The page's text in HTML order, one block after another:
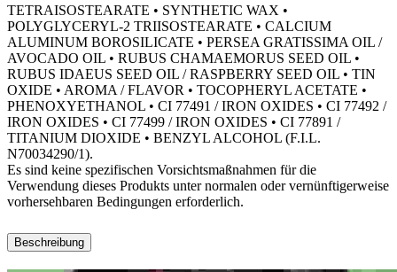
TETRAISOSTEARATE • SYNTHETIC WAX •
POLYGLYCERYL-2 TRIISOSTEARATE • CALCIUM
ALUMINUM BOROSILICATE • PERSEA GRATISSIMA OIL /
AVOCADO OIL • RUBUS CHAMAEMORUS SEED OIL •
RUBUS IDAEUS SEED OIL / RASPBERRY SEED OIL • TIN
OXIDE • AROMA / FLAVOR • TOCOPHERYL ACETATE •
PHENOXYETHANOL • CI 77491 / IRON OXIDES • CI 77492 /
IRON OXIDES • CI 77499 / IRON OXIDES • CI 77891 /
TITANIUM DIOXIDE • BENZYL ALCOHOL (F.I.L.
N70034290/1).
Es sind keine spezifischen Vorsichtsmaßnahmen für die
Verwendung dieses Produkts unter normalen oder vernünftigerweise
vorhersehbaren Bedingungen erforderlich.
Beschreibung